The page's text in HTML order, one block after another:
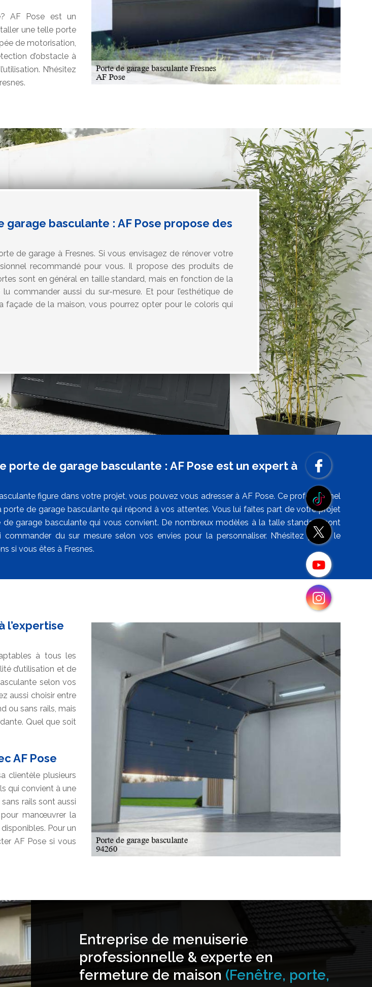
AF Pose est un
une telle porte
de motorisation,
d’obstacle à
N’hésitez
basculante : AF Pose propose des
de garage à Fresnes. Si vous envisagez de rénover votre
recommandé pour vous. Il propose des produits de
sont en général en taille standard, mais en fonction de la
commander aussi du sur-mesure. Et pour l’esthétique de
façade de la maison, vous pourrez opter pour le coloris qui
porte de garage basculante : AF Pose est un expert à
figure dans votre projet, vous pouvez vous adresser à AF Pose. Ce professionnel
porte de garage basculante qui répond à vos attentes. Vous lui faites part de votre projet
garage basculante qui vous convient. De nombreux modèles à la talle standard sont
commander du sur mesure selon vos envies pour la personnaliser. N’hésitez pas à le
si vous êtes à Fresnes.
l’expertise
à tous les
d’utilisation et de
selon vos
aussi choisir entre
ou sans rails, mais
Quel que soit
AF Pose
clientèle plusieurs
qui convient à une
rails sont aussi
manœuvrer la
Pour un
AF Pose si vous
Entreprise de menuiserie
professionnelle & experte en
fermeture de maison (Fenêtre, porte,